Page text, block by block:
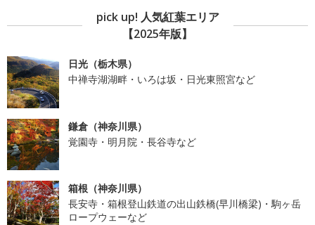
pick up! 人気紅葉エリア
【2025年版】
日光（栃木県）
中禅寺湖湖畔・いろは坂・日光東照宮など
鎌倉（神奈川県）
覚園寺・明月院・長谷寺など
箱根（神奈川県）
長安寺・箱根登山鉄道の出山鉄橋(早川橋梁)・駒ヶ岳
ロープウェーなど